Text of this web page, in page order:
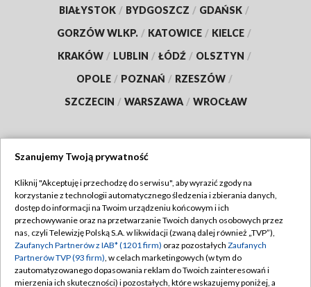
BIAŁYSTOK / BYDGOSZCZ / GDAŃSK /
GORZÓW WLKP. / KATOWICE / KIELCE /
KRAKÓW / LUBLIN / ŁÓDŹ / OLSZTYN /
OPOLE / POZNAŃ / RZESZÓW /
SZCZECIN / WARSZAWA / WROCŁAW
TVP
Abonament TVP
Emisja w TVP
Centrum informacji TVP
Regulamin TVP
Polityka prywatności
Moje zgody
Szanujemy Twoją prywatność
Kliknij "Akceptuję i przechodzę do serwisu", aby wyrazić zgody na
korzystanie z technologii automatycznego śledzenia i zbierania danych,
dostęp do informacji na Twoim urządzeniu końcowym i ich
przechowywanie oraz na przetwarzanie Twoich danych osobowych przez
nas, czyli Telewizję Polską S.A. w likwidacji (zwaną dalej również „TVP”),
Zaufanych Partnerów z IAB* (1201 firm) oraz pozostałych Zaufanych
Partnerów TVP (93 firm), w celach marketingowych (w tym do
zautomatyzowanego dopasowania reklam do Twoich zainteresowań i
mierzenia ich skuteczności) i pozostałych, które wskazujemy poniżej, a